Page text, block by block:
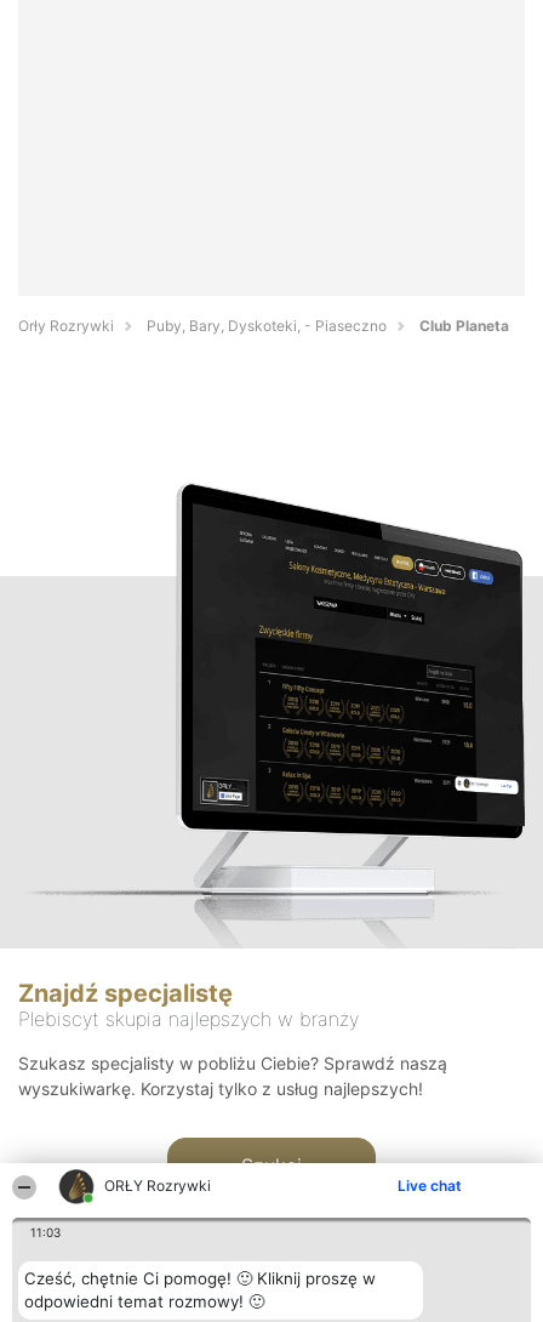
ORŁY Rozrywki Live chat
11:03
Cześć, chętnie Ci pomogę! 🙂 Kliknij proszę w
odpowiedni temat rozmowy! 🙂
Orły Rozrywki Puby, Bary, Dyskoteki, - Piaseczno Club Planeta
Znajdź specjalistę
Plebiscyt skupia najlepszych w branży
Szukasz specjalisty w pobliżu Ciebie? Sprawdź naszą
wyszukiwarkę. Korzystaj tylko z usług najlepszych!
Szukaj